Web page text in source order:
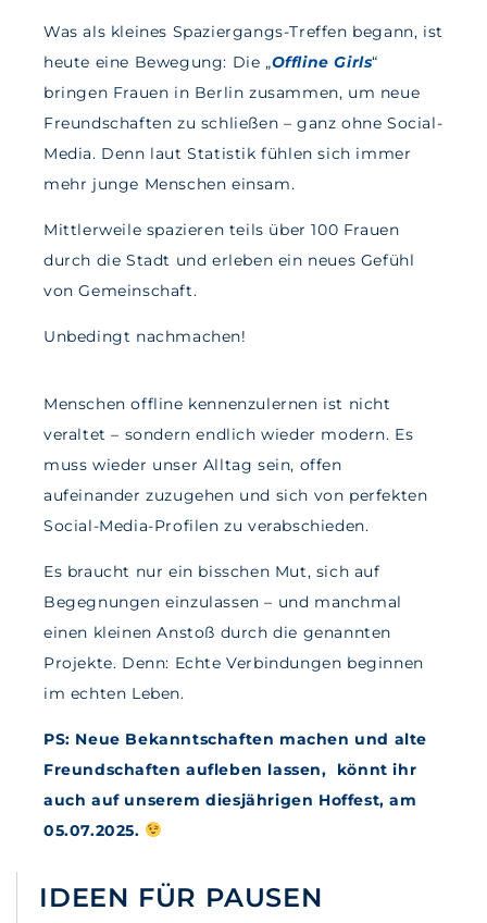
Was als kleines Spaziergangs-Treffen begann, ist
heute eine Bewegung: Die „Offline Girls“
bringen Frauen in Berlin zusammen, um neue
Freundschaften zu schließen – ganz ohne Social-
Media. Denn laut Statistik fühlen sich immer
mehr junge Menschen einsam.
Mittlerweile spazieren teils über 100 Frauen
durch die Stadt und erleben ein neues Gefühl
von Gemeinschaft.
Unbedingt nachmachen!
Menschen offline kennenzulernen ist nicht
veraltet – sondern endlich wieder modern. Es
muss wieder unser Alltag sein, offen
aufeinander zuzugehen und sich von perfekten
Social-Media-Profilen zu verabschieden.
Es braucht nur ein bisschen Mut, sich auf
Begegnungen einzulassen – und manchmal
einen kleinen Anstoß durch die genannten
Projekte. Denn: Echte Verbindungen beginnen
im echten Leben.
PS: Neue Bekanntschaften machen und alte
Freundschaften aufleben lassen,
könnt ihr
auch auf unserem diesjährigen Hoffest, am
05.07.2025.
IDEEN FÜR PAUSEN